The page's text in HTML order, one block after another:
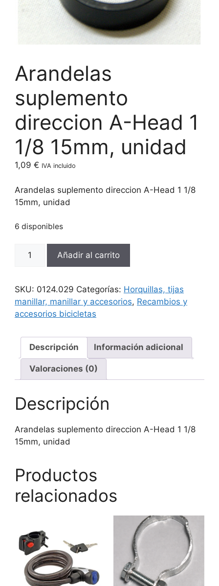
Arandelas
suplemento
direccion A-Head 1
1/8 15mm, unidad
1,09 € IVA incluido
Arandelas suplemento direccion A-Head 1 1/8
15mm, unidad
6 disponibles
suplemento
A-
Head
1
15mm,
unidad
cantidad
Añadir al carrito
SKU: 0124.029 Categorías: Horquillas, tijas
manillar, manillar y accesorios, Recambios y
accesorios bicicletas
Descripción Información adicional
Valoraciones (0)
Descripción
Arandelas suplemento direccion A-Head 1 1/8
15mm, unidad
Productos
relacionados